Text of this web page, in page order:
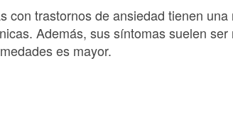
con trastornos de ansiedad tienen
Además, sus síntomas suelen
es mayor.